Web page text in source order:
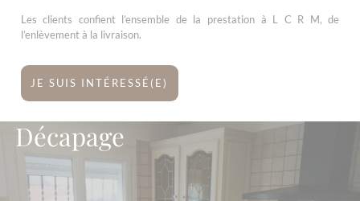
Les clients confient l’ensemble de la prestation à L C R M, de
l’enlèvement à la livraison.
JE SUIS INTÉRESSÉ(E)
Décapage